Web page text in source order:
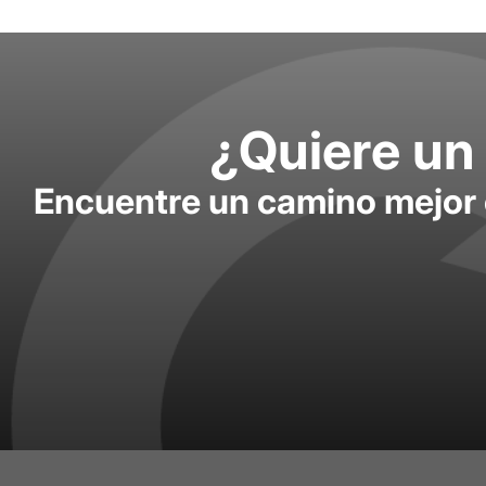
¿Quiere
Encuentre un camino